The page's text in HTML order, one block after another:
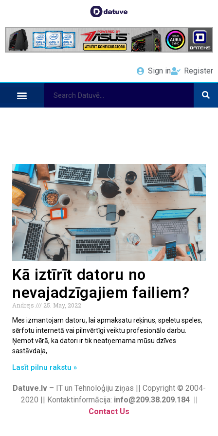
Sign in Register
Kā iztīrīt datoru no
nevajadzīgajiem failiem?
Andrejs
25. May, 2022
Mēs izmantojam datoru, lai apmaksātu rēķinus, spēlētu spēles,
sērfotu internetā vai pilnvērtīgi veiktu profesionālo darbu.
Ņemot vērā, ka datori ir tik neatņemama mūsu dzīves
sastāvdaļa,
Lasīt pilnu rakstu »
Datuve.lv– IT un Tehnoloģiju ziņas || Copyright © 2004-
2020 || Kontaktinformācija: info@209.38.209.184 ||
Contact Us